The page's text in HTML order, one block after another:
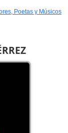
Poetas y Músicos